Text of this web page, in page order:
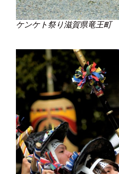
ケンケト祭り滋賀県竜王町